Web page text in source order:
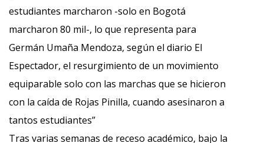
estudiantes marcharon -solo en Bogotá
marcharon 80 mil-, lo que representa para
Germán Umaña Mendoza, según el diario El
Espectador, el resurgimiento de un movimiento
equiparable solo con las marchas que se hicieron
con la caída de Rojas Pinilla, cuando asesinaron a
tantos estudiantes”
Tras varias semanas de receso académico, bajo la